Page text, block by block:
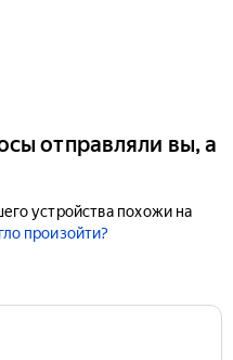
отправляли вы, а
устройства похожи на
произойти?